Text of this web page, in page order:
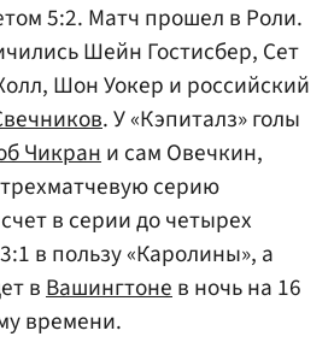
5:2. Матч прошел в Роли.
Шейн Гостисбер, Сет
Шон Уокер и российский
. У «Кэпиталз» голы
Чикрани сам Овечкин,
серию
в серии до четырех
в пользу «Каролины», а
вВашингтонев ночь на 16
времени.